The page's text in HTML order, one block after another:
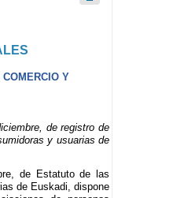
Y
de registro de
y usuarias de
de Estatuto de las
de Euskadi, dispone